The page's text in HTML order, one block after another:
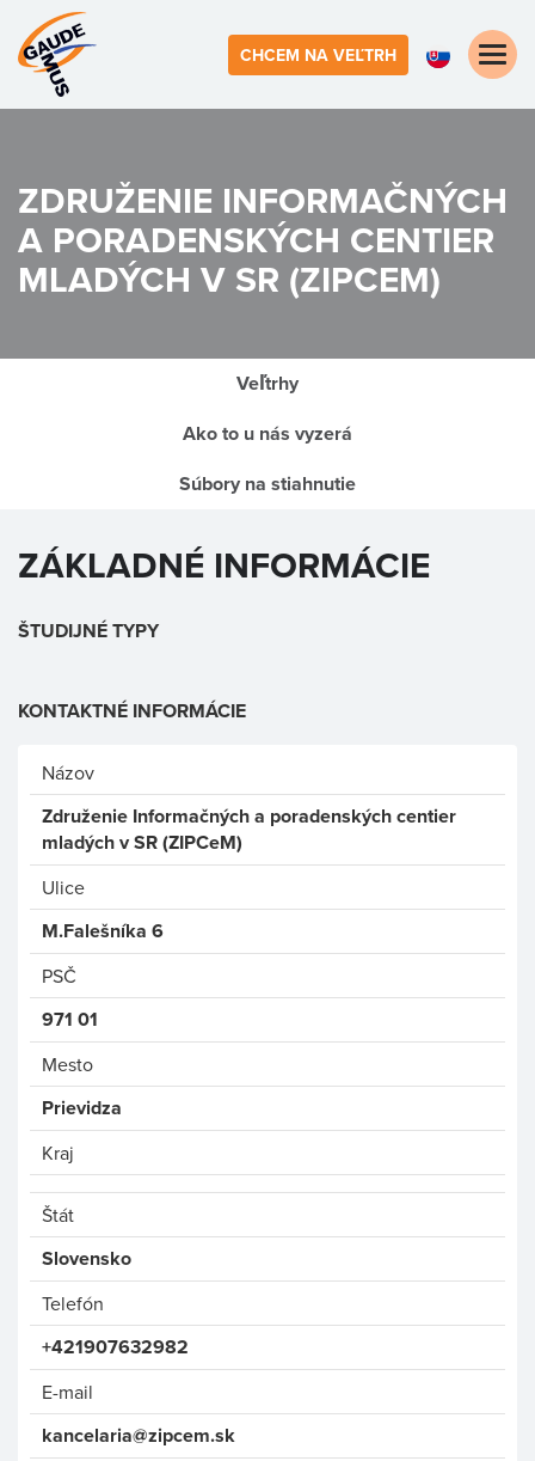
CHCEM NA VEĽTRH
Toggle
ZDRUŽENIE INFORMAČNÝCH
A PORADENSKÝCH CENTIER
MLADÝCH V SR (ZIPCEM)
Veľtrhy
Ako to u nás vyzerá
Súbory na stiahnutie
ZÁKLADNÉ INFORMÁCIE
ŠTUDIJNÉ TYPY
KONTAKTNÉ INFORMÁCIE
Názov
Združenie Informačných a poradenských centier
mladých v SR (ZIPCeM)
Ulice
M.Falešníka 6
PSČ
971 01
Mesto
Prievidza
Kraj
Štát
Slovensko
Telefón
+421907632982
E-mail
kancelaria@zipcem.sk